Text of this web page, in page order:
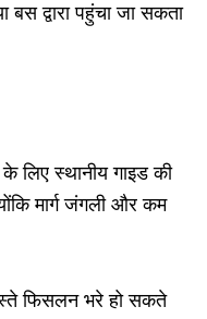
बस द्वारा पहुंचा जा सकता
लिए स्थानीय गाइड की
मार्ग जंगली और कम
फिसलन भरे हो सकते